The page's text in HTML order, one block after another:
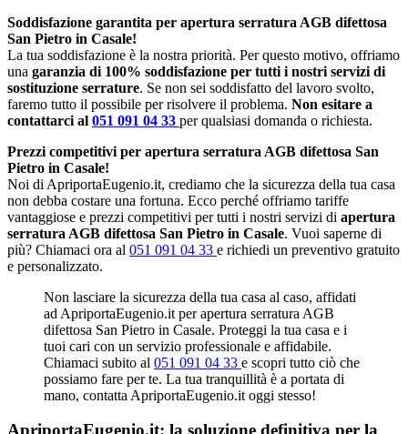
Soddisfazione garantita per apertura serratura AGB difettosa
San Pietro in Casale!
La tua soddisfazione è la nostra priorità. Per questo motivo, offriamo
una garanzia di 100% soddisfazione per tutti i nostri servizi di
sostituzione serrature. Se non sei soddisfatto del lavoro svolto,
faremo tutto il possibile per risolvere il problema. Non esitare a
contattarci al 051 091 04 33 per qualsiasi domanda o richiesta.
Prezzi competitivi per apertura serratura AGB difettosa San
Pietro in Casale!
Noi di ApriportaEugenio.it, crediamo che la sicurezza della tua casa
non debba costare una fortuna. Ecco perché offriamo tariffe
vantaggiose e prezzi competitivi per tutti i nostri servizi di apertura
serratura AGB difettosa San Pietro in Casale. Vuoi saperne di
più? Chiamaci ora al 051 091 04 33 e richiedi un preventivo gratuito
e personalizzato.
Non lasciare la sicurezza della tua casa al caso, affidati
ad ApriportaEugenio.it per apertura serratura AGB
difettosa San Pietro in Casale. Proteggi la tua casa e i
tuoi cari con un servizio professionale e affidabile.
Chiamaci subito al 051 091 04 33 e scopri tutto ciò che
possiamo fare per te. La tua tranquillità è a portata di
mano, contatta ApriportaEugenio.it oggi stesso!
ApriportaEugenio.it: la soluzione definitiva per la